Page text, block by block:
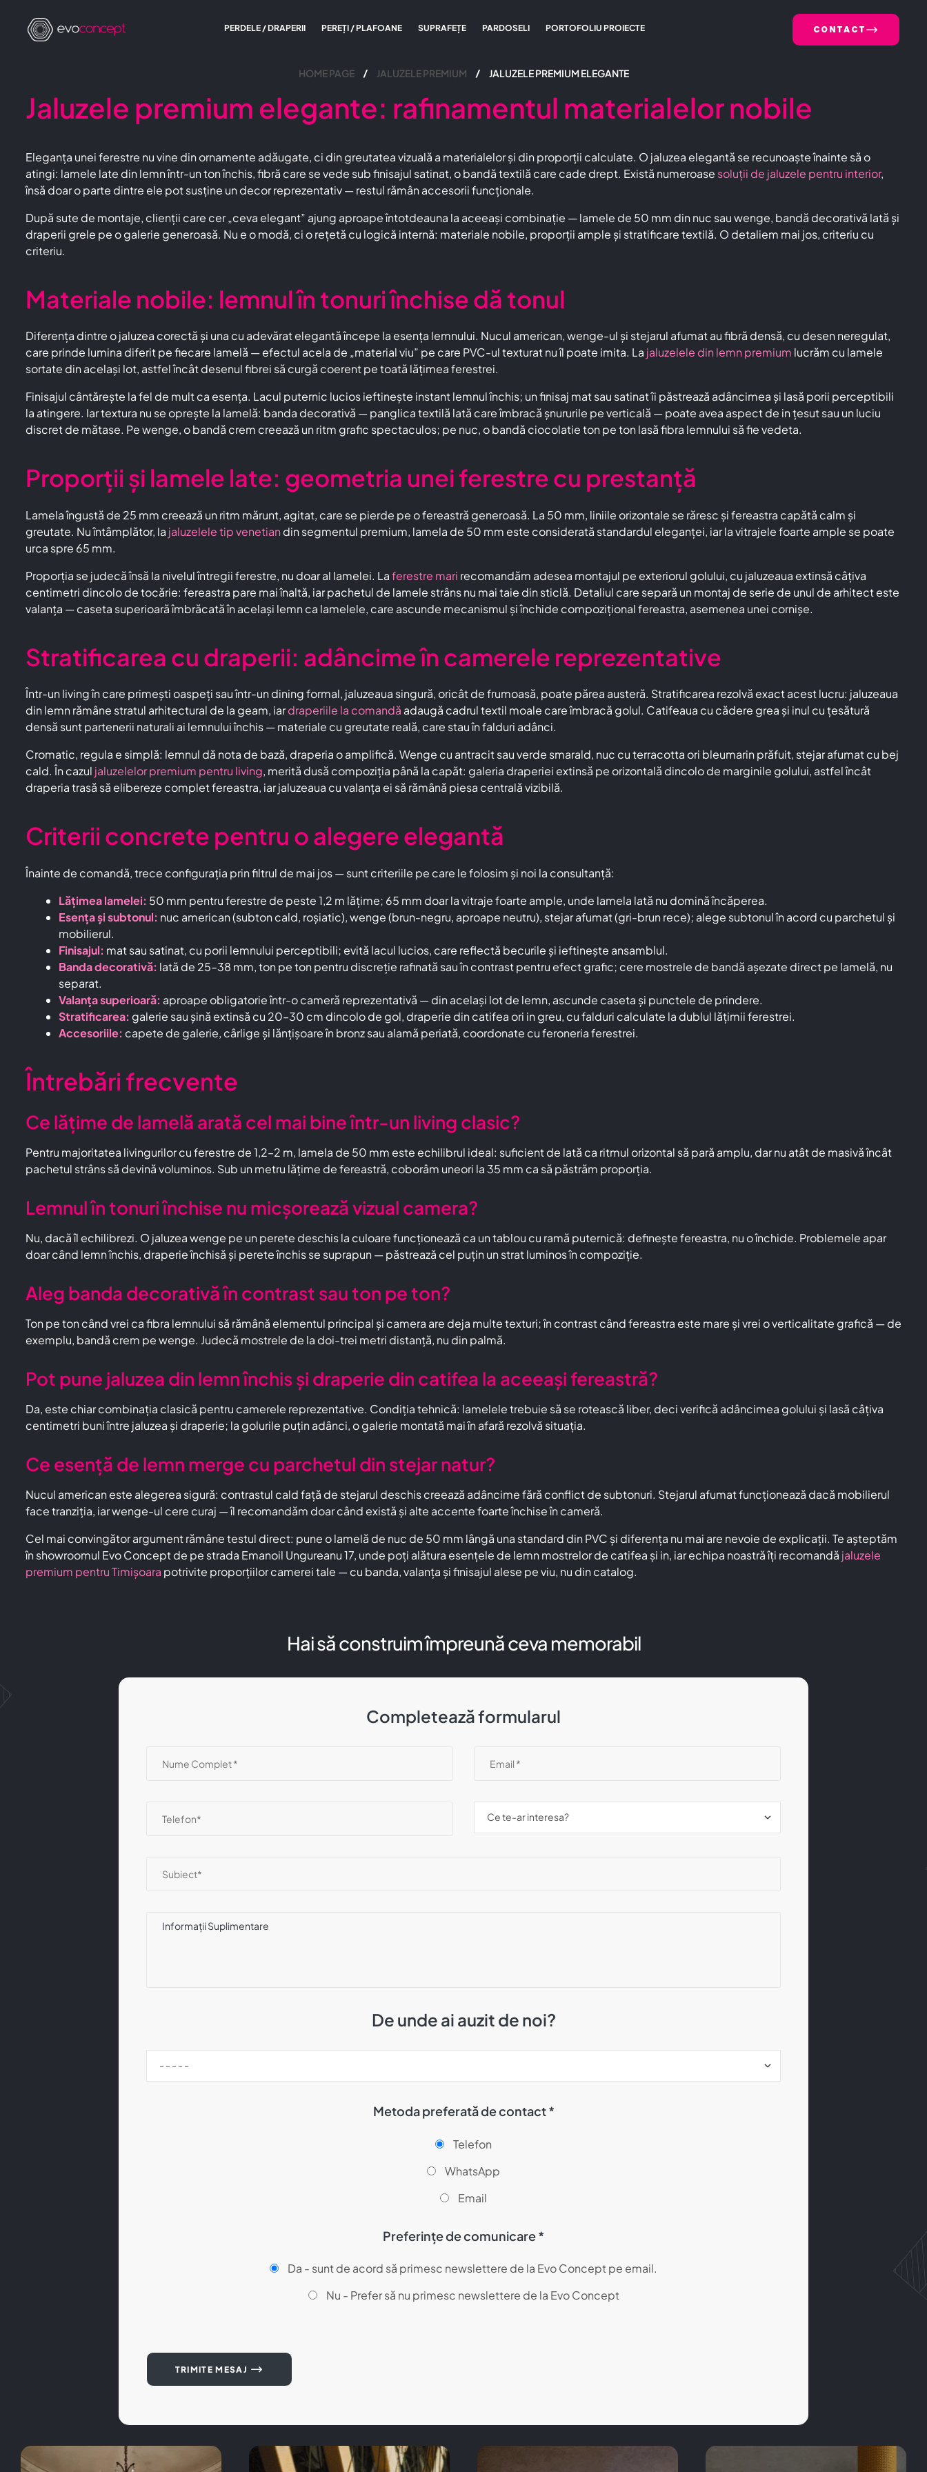
PERDELE / DRAPERII PEREȚI / PLAFOANE SUPRAFEȚE PARDOSELI PORTOFOLIU PROIECTE CONTACT
HOME PAGE JALUZELE PREMIUM JALUZELE PREMIUM ELEGANTE
Jaluzele premium elegante: rafinamentul materialelor nobile
Eleganța unei ferestre nu vine din ornamente adăugate, ci din greutatea vizuală a materialelor și din proporții calculate. O jaluzea elegantă se recunoaște înainte să o
atingi: lamele late din lemn într-un ton închis, fibră care se vede sub finisajul satinat, o bandă textilă care cade drept. Există numeroase soluții de jaluzele pentru interior,
însă doar o parte dintre ele pot susține un decor reprezentativ — restul rămân accesorii funcționale.
După sute de montaje, clienții care cer „ceva elegant” ajung aproape întotdeauna la aceeași combinație — lamele de 50 mm din nuc sau wenge, bandă decorativă lată și
draperii grele pe o galerie generoasă. Nu e o modă, ci o rețetă cu logică internă: materiale nobile, proporții ample și stratificare textilă. O detaliem mai jos, criteriu cu
criteriu.
Materiale nobile: lemnul în tonuri închise dă tonul
Diferența dintre o jaluzea corectă și una cu adevărat elegantă începe la esența lemnului. Nucul american, wenge-ul și stejarul afumat au fibră densă, cu desen neregulat,
care prinde lumina diferit pe fiecare lamelă — efectul acela de „material viu” pe care PVC-ul texturat nu îl poate imita. La jaluzelele din lemn premium lucrăm cu lamele
sortate din același lot, astfel încât desenul fibrei să curgă coerent pe toată lățimea ferestrei.
Finisajul cântărește la fel de mult ca esența. Lacul puternic lucios ieftinește instant lemnul închis; un finisaj mat sau satinat îi păstrează adâncimea și lasă porii perceptibili
la atingere. Iar textura nu se oprește la lamelă: banda decorativă — panglica textilă lată care îmbracă șnururile pe verticală — poate avea aspect de in țesut sau un luciu
discret de mătase. Pe wenge, o bandă crem creează un ritm grafic spectaculos; pe nuc, o bandă ciocolatie ton pe ton lasă fibra lemnului să fie vedeta.
Proporții și lamele late: geometria unei ferestre cu prestanță
Lamela îngustă de 25 mm creează un ritm mărunt, agitat, care se pierde pe o fereastră generoasă. La 50 mm, liniile orizontale se răresc și fereastra capătă calm și
greutate. Nu întâmplător, la jaluzelele tip venetiandin segmentul premium, lamela de 50 mm este considerată standardul eleganței, iar la vitrajele foarte ample se poate
urca spre 65 mm.
Proporția se judecă însă la nivelul întregii ferestre, nu doar al lamelei. Laferestre mari recomandăm adesea montajul pe exteriorul golului, cu jaluzeaua extinsă câțiva
centimetri dincolo de tocărie: fereastra pare mai înaltă, iar pachetul de lamele strâns nu mai taie din sticlă. Detaliul care separă un montaj de serie de unul de arhitect este
valanța — caseta superioară îmbrăcată în același lemn ca lamelele, care ascunde mecanismul și închide compozițional fereastra, asemenea unei cornișe.
Stratificarea cu draperii: adâncime în camerele reprezentative
Într-un living în care primești oaspeți sau într-un dining formal, jaluzeaua singură, oricât de frumoasă, poate părea austeră. Stratificarea rezolvă exact acest lucru: jaluzeaua
din lemn rămâne stratul arhitectural de la geam, iardraperiile la comandă adaugă cadrul textil moale care îmbracă golul. Catifeaua cu cădere grea și inul cu țesătură
densă sunt partenerii naturali ai lemnului închis — materiale cu greutate reală, care stau în falduri adânci.
Cromatic, regula e simplă: lemnul dă nota de bază, draperia o amplifică. Wenge cu antracit sau verde smarald, nuc cu terracotta ori bleumarin prăfuit, stejar afumat cu bej
cald. În cazul jaluzelelor premium pentru living, merită dusă compoziția până la capăt: galeria draperiei extinsă pe orizontală dincolo de marginile golului, astfel încât
draperia trasă să elibereze complet fereastra, iar jaluzeaua cu valanța ei să rămână piesa centrală vizibilă.
Criterii concrete pentru o alegere elegantă
Înainte de comandă, trece configurația prin filtrul de mai jos — sunt criteriile pe care le folosim și noi la consultanță:
Lățimea lamelei: 50 mm pentru ferestre de peste 1,2 m lățime; 65 mm doar la vitraje foarte ample, unde lamela lată nu domină încăperea.
Esența și subtonul: nuc american (subton cald, roșiatic), wenge (brun-negru, aproape neutru), stejar afumat (gri-brun rece); alege subtonul în acord cu parchetul și
mobilierul.
Finisajul: mat sau satinat, cu porii lemnului perceptibili; evită lacul lucios, care reflectă becurile și ieftinește ansamblul.
Banda decorativă: lată de 25–38 mm, ton pe ton pentru discreție rafinată sau în contrast pentru efect grafic; cere mostrele de bandă așezate direct pe lamelă, nu
separat.
Valanța superioară: aproape obligatorie într-o cameră reprezentativă — din același lot de lemn, ascunde caseta și punctele de prindere.
Stratificarea: galerie sau șină extinsă cu 20–30 cm dincolo de gol, draperie din catifea ori in greu, cu falduri calculate la dublul lățimii ferestrei.
Accesoriile: capete de galerie, cârlige și lănțișoare în bronz sau alamă periată, coordonate cu feroneria ferestrei.
Întrebări frecvente
Ce lățime de lamelă arată cel mai bine într-un living clasic?
Pentru majoritatea livingurilor cu ferestre de 1,2–2 m, lamela de 50 mm este echilibrul ideal: suficient de lată ca ritmul orizontal să pară amplu, dar nu atât de masivă încât
pachetul strâns să devină voluminos. Sub un metru lățime de fereastră, coborâm uneori la 35 mm ca să păstrăm proporția.
Lemnul în tonuri închise nu micșorează vizual camera?
Nu, dacă îl echilibrezi. O jaluzea wenge pe un perete deschis la culoare funcționează ca un tablou cu ramă puternică: definește fereastra, nu o închide. Problemele apar
doar când lemn închis, draperie închisă și perete închis se suprapun — păstrează cel puțin un strat luminos în compoziție.
Aleg banda decorativă în contrast sau ton pe ton?
Ton pe ton când vrei ca fibra lemnului să rămână elementul principal și camera are deja multe texturi; în contrast când fereastra este mare și vrei o verticalitate grafică — de
exemplu, bandă crem pe wenge. Judecă mostrele de la doi-trei metri distanță, nu din palmă.
Pot pune jaluzea din lemn închis și draperie din catifea la aceeași fereastră?
Da, este chiar combinația clasică pentru camerele reprezentative. Condiția tehnică: lamelele trebuie să se rotească liber, deci verifică adâncimea golului și lasă câțiva
centimetri buni între jaluzea și draperie; la golurile puțin adânci, o galerie montată mai în afară rezolvă situația.
Ce esență de lemn merge cu parchetul din stejar natur?
Nucul american este alegerea sigură: contrastul cald față de stejarul deschis creează adâncime fără conflict de subtonuri. Stejarul afumat funcționează dacă mobilierul
face tranziția, iar wenge-ul cere curaj — îl recomandăm doar când există și alte accente foarte închise în cameră.
Cel mai convingător argument rămâne testul direct: pune o lamelă de nuc de 50 mm lângă una standard din PVC și diferența nu mai are nevoie de explicații. Te așteptăm
în showroomul Evo Concept de pe strada Emanoil Ungureanu 17, unde poți alătura esențele de lemn mostrelor de catifea și in, iar echipa noastră îți recomandă jaluzele
premium pentru Timișoara potrivite proporțiilor camerei tale — cu banda, valanța și finisajul alese pe viu, nu din catalog.
Hai să construim împreună ceva memorabil
Completează formularul
De unde ai auzit de noi?
Metoda preferată de contact *
Telefon
WhatsApp
Email
Preferințe de comunicare *
Da - sunt de acord să primesc newslettere de la Evo Concept pe email.
Nu - Prefer să nu primesc newslettere de la Evo Concept
TRIMITE MESAJ